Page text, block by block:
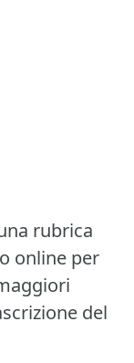
rubrica
online per
del